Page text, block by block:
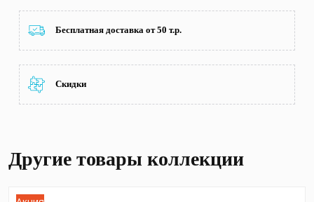
Бесплатная доставка от 50 т.р.
Скидки
Другие товары коллекции